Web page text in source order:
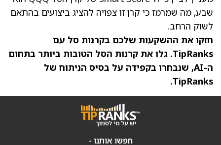
שבע, מה שמרמז כי קרן זו צפויה להציג ביצועים בהתאם
לשוק הרחב.
חזקו את ההשקעות שלכם בקרנות סל עם
TipRanks. גלו את קרנות הסל הטובות ביותר בתחום
ה-AI, שנבחרו בקפידה על בסיס הניתוח של
TipRanks.
חפשו אותנו -